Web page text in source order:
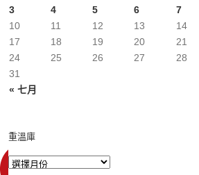
« 七月
3
4 5 6 7
10
11 12 13 14
17
18 19 20 21
24
25 26 27 28
31
重溫庫